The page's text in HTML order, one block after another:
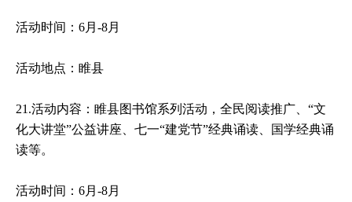
活动时间：6月-8月
活动地点：睢县
21.活动内容：睢县图书馆系列活动，全民阅读推广、“文
化大讲堂”公益讲座、七一“建党节”经典诵读、国学经典诵
读等。
活动时间：6月-8月